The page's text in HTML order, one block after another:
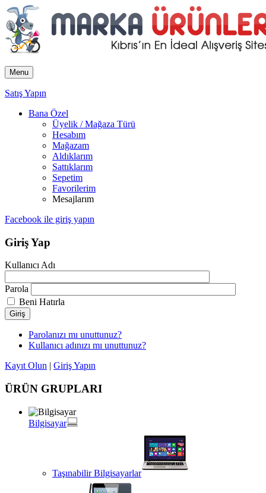
Menu
Satış Yapın
Bana Özel
Üyelik / Mağaza Türü
Hesabım
Mağazam
Aldıklarım
Sattıklarım
Sepetim
Favorilerim
Mesajlarım
Facebook ile giriş yapın
Giriş Yap
Kullanıcı Adı
Parola
Beni Hatırla
Giriş
Parolanızı mı unuttunuz?
Kullanıcı adınızı mı unuttunuz?
Kayıt Olun | Giriş Yapın
ÜRÜN GRUPLARI
Bilgisayar
Taşınabilir Bilgisayarlar